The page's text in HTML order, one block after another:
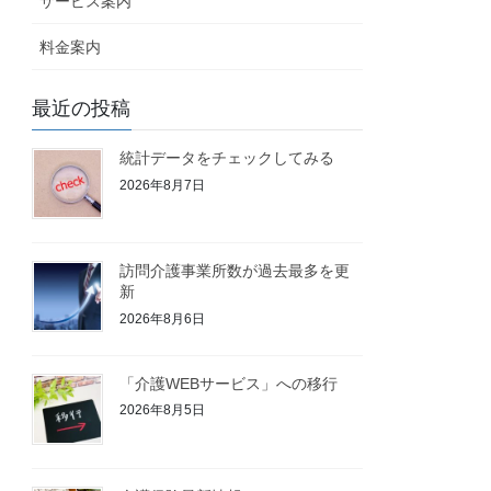
料金案内
最近の投稿
統計データをチェックしてみる
2026年8月7日
訪問介護事業所数が過去最多を更
新
2026年8月6日
「介護WEBサービス」への移行
2026年8月5日